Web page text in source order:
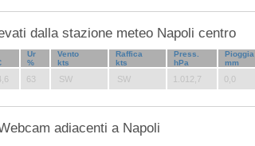
dalla stazione meteo Napoli centro
Ur
%
Vento
kts
Raffica
kts
Press.
hPa
Pioggia
mm
63 SW SW 1.012,7 0,0
adiacenti a Napoli